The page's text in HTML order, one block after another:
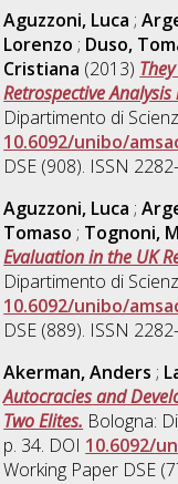
Aguzzoni, Luca ;
Lorenzo ; Duso,
Cristiana (2013)
Retrospective
Dipartimento di
10.6092/unibo/
DSE (908). ISSN
Aguzzoni, Luca ;
Tomaso ; Tognoni,
Evaluation in the UK
Dipartimento di
10.6092/unibo/
DSE (889). ISSN
Akerman, Anders ;
Autocracies and
Two Elites. Bologna:
p. 34. DOI 10.6092/
Working Paper DSE